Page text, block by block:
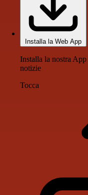
Installa la Web App
Installa la nostra
notizie
Tocca